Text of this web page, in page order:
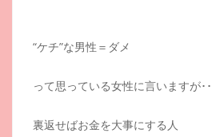
“ケチ”な男性＝ダメ
って思っている女性に言いますが･
裏返せばお金を大事にする人